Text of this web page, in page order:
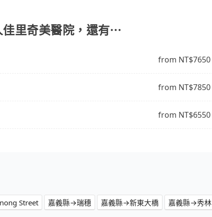
佳里奇美醫院，還有⋯
from NT$7650
from NT$7850
from NT$6550
Street 嘉義縣→瑞穗 嘉義縣→新東大橋 嘉義縣→秀林